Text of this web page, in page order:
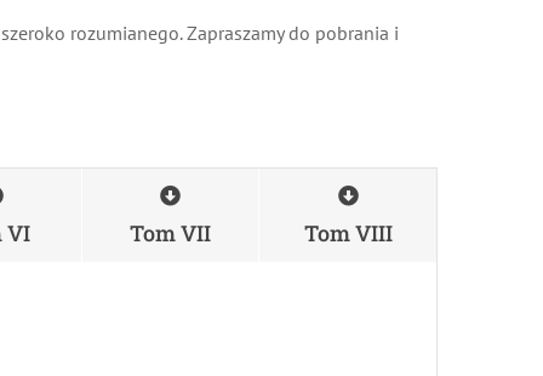
rozumianego. Zapraszamy do pobrania i
Tom VII Tom VIII